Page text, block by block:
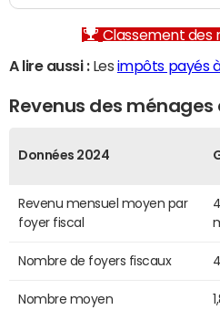
Classement des
A lire aussi :Les impôts payés
Revenus des ménages
Données 2024
Revenu mensuel moyen par
foyer fiscal
Nombre de foyers fiscaux
Nombre moyen